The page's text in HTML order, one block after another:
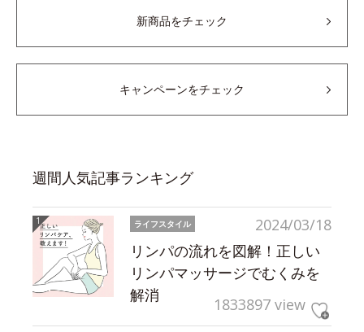
新商品をチェック
キャンペーンをチェック
週間人気記事ランキング
2024/03/18
ライフスタイル
リンパの流れを図解！正しい
リンパマッサージでむくみを
解消
1833897 view